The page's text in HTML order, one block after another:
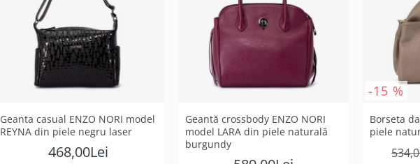
Geanta casual ENZO NORI model
REYNA din piele negru laser
468,00Lei
Geantă crossbody ENZO NORI
model LARA din piele naturală
burgundy
-15 %
Borseta
piele